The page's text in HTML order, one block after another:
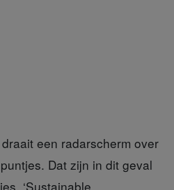
een radarscherm over
Dat zijn in dit geval
‘Sustainable